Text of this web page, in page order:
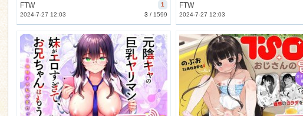
1
FTW
3 / 1599
2024-7-27 12:03
FTW
2024-7-27 12:03